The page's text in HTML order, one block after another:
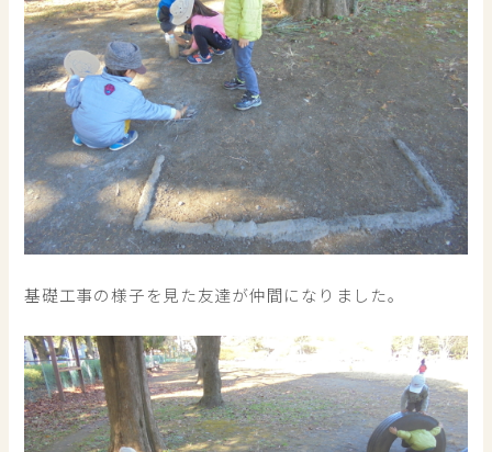
基礎工事の様子を見た友達が仲間になりました。